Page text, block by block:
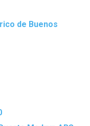
de Buenos